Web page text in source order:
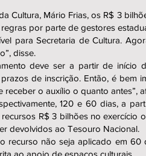
Cultura, Mário Frias, os R$ 3
por parte de gestores
para Secretaria de Cultura.
disse.
deve ser a partir de início
de inscrição. Então, é bem
receber o auxílio o quanto antes”,
120 e 60 dias, a
R$ 3 bilhões no exercício
devolvidos ao Tesouro Nacional.
recurso não seja aplicado em
ao apoio de espaços culturais.